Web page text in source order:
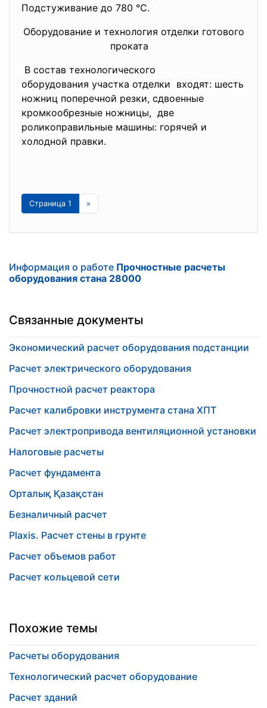
Подстуживание до 780 °С.
Оборудование и технология отделки готового
проката
В состав технологического
оборудования участка отделки входят: шесть
ножниц поперечной резки, сдвоенные
кромкообрезные ножницы, две
роликоправильные машины: горячей и
холодной правки.
Страница 1 »
Информация о работе Прочностные расчеты
оборудования стана 28000
Связанные документы
Экономический расчет оборудования подстанции
Расчет электрического оборудования
Прочностной расчет реактора
Расчет калибровки инструмента стана ХПТ
Расчет электропривода вентиляционной установки
Налоговые расчеты
Расчет фундамента
Орталық Қазақстан
Безналичный расчет
Plaxis. Расчет стены в грунте
Расчет объемов работ
Расчет кольцевой сети
Похожие темы
Расчеты оборудования
Технологический расчет оборудование
Расчет зданий